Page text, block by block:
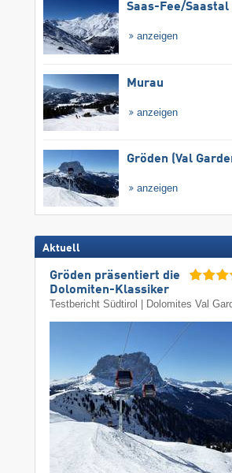
Saas-Fee/​Saastal
anzeigen
Murau
anzeigen
Gröden (Val
anzeigen
Aktuell
Gröden präsentiert die
Dolomiten-Klassiker
Testbericht Südtirol | Dolomites Val